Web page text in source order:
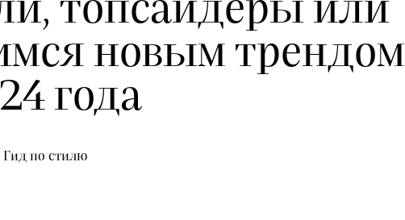
топсайдеры или
новым трендом
года
Гид по стилю